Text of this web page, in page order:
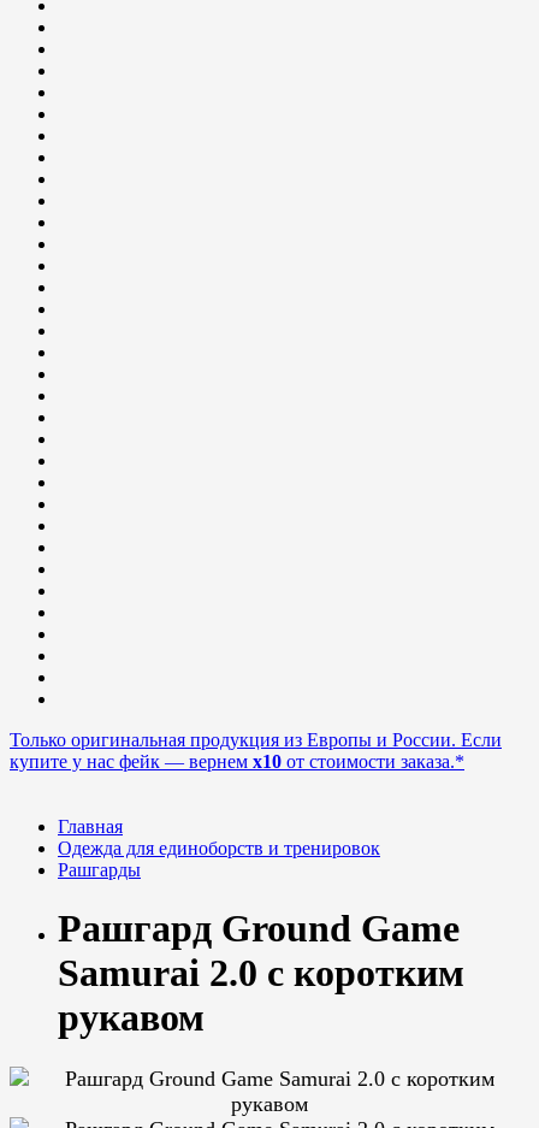
Только оригинальная продукция из Европы и России. Если
купите у нас фейк — вернем x10 от стоимости заказа.*
Главная
Одежда для единоборств и тренировок
Рашгарды
Рашгард Ground Game
Samurai 2.0 с коротким
рукавом